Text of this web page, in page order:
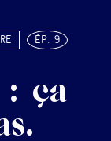
ép. 9
ça